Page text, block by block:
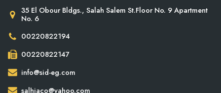
35 El Obour Bldgs., Salah Salem St.Floor No. 9 Apartment
No. 6
00220822194
00220822147
info@sid-eg.com
salhiaco@yahoo.com